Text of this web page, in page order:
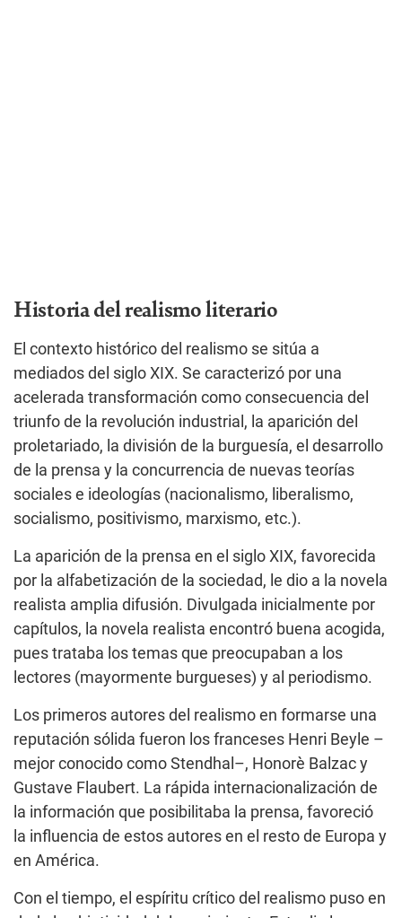
Historia del realismo literario
El contexto histórico del realismo se sitúa a
mediados del siglo XIX. Se caracterizó por una
acelerada transformación como consecuencia del
triunfo de la revolución industrial, la aparición del
proletariado, la división de la burguesía, el desarrollo
de la prensa y la concurrencia de nuevas teorías
sociales e ideologías (nacionalismo, liberalismo,
socialismo, positivismo, marxismo, etc.).
La aparición de la prensa en el siglo XIX, favorecida
por la alfabetización de la sociedad, le dio a la novela
realista amplia difusión. Divulgada inicialmente por
capítulos, la novela realista encontró buena acogida,
pues trataba los temas que preocupaban a los
lectores (mayormente burgueses) y al periodismo.
Los primeros autores del realismo en formarse una
reputación sólida fueron los franceses Henri Beyle –
mejor conocido como Stendhal–, Honorè Balzac y
Gustave Flaubert. La rápida internacionalización de
la información que posibilitaba la prensa, favoreció
la influencia de estos autores en el resto de Europa y
en América.
Con el tiempo, el espíritu crítico del realismo puso en